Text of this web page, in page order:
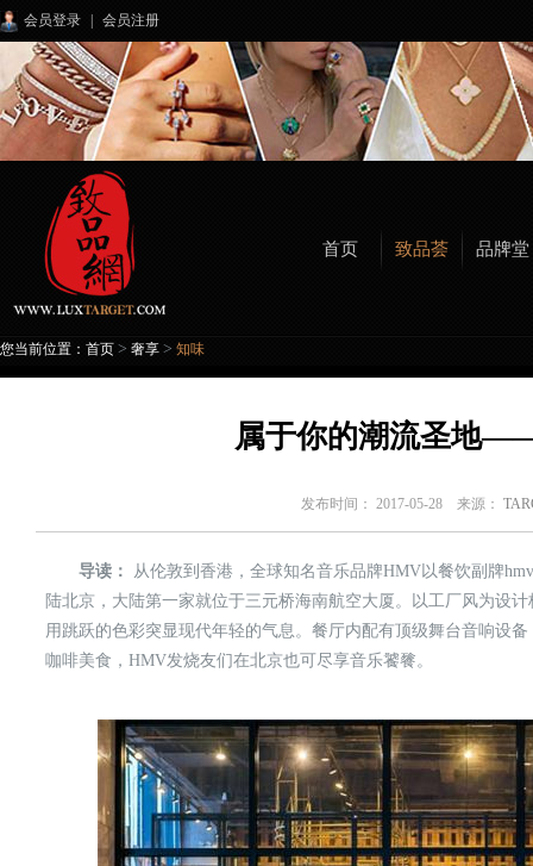
会员登录 会员注册
首页 致品荟 品牌堂
您当前位置： 首页 > 奢享 > 知味
属于你的潮流圣地
发布时间： 2017-05-28 来源：
导读：
从伦敦到香港，全球知名音乐品牌HMV以餐饮副牌
陆北京，大陆第一家就位于三元桥海南航空大厦。以工厂风为设
用跳跃的色彩突显现代年轻的气息。餐厅内配有顶级舞台音响设
咖啡美食，HMV发烧友们在北京也可尽享音乐饕餮。